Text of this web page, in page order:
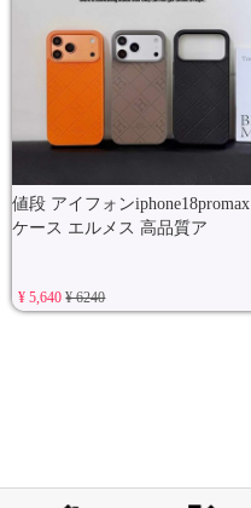
値段 アイフォンiphone18promax
ケース エルメス 高品質ア
¥ 5,640¥ 6240